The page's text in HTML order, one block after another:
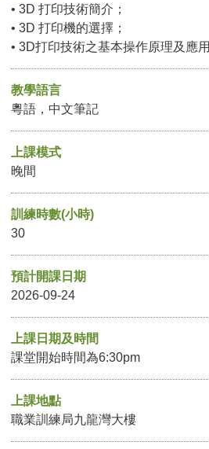
• 3D 打印技術簡介；
• 3D 打印機的選擇；
• 3D打印技術之基本操作原理及應用
教學語言
粵語，中文筆記
上課模式
晚間
訓練時數(小時)
30
預計開課日期
2026-09-24
上課日期及時間
課堂開始時間為6:30pm
上課地點
職業訓練局九龍灣大樓